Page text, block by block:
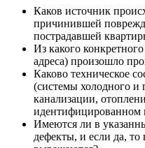
Каков источник
причинившей
пострадавшей
Из какого
адреса) произошло
Каково техническое
(системы холодного и
канализации,
идентифицированном
Имеются ли в
дефекты, и если да,